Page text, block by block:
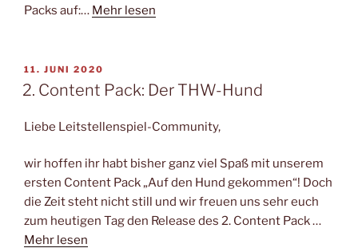
Packs auf:… Mehr lesen
VERÖFFENTLICHT
AM
11. JUNI 2020
2. Content Pack: Der THW-Hund
Liebe Leitstellenspiel-Community,
wir hoffen ihr habt bisher ganz viel Spaß mit unserem
ersten Content Pack „Auf den Hund gekommen“! Doch
die Zeit steht nicht still und wir freuen uns sehr euch
zum heutigen Tag den Release des 2. Content Pack …
Mehr lesen